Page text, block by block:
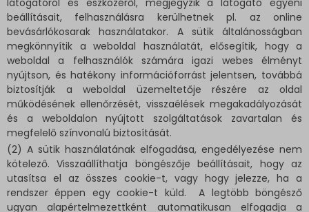
látogatóról és eszközéről, megjegyzik a látogató egyéni
beállításait, felhasználásra kerülhetnek pl. az online
bevásárlókosarak használatakor. A sütik általánosságban
megkönnyítik a weboldal használatát, elősegítik, hogy a
weboldal a felhasználók számára igazi webes élményt
nyújtson, és hatékony információforrást jelentsen, továbbá
biztosítják a weboldal üzemeltetője részére az oldal
működésének ellenőrzését, visszaélések megakadályozását
és a weboldalon nyújtott szolgáltatások zavartalan és
megfelelő színvonalú biztosítását.
(2) A sütik használatának elfogadása, engedélyezése nem
kötelező. Visszaállíthatja böngészője beállításait, hogy az
utasítsa el az összes cookie-t, vagy hogy jelezze, ha a
rendszer éppen egy cookie-t küld. A legtöbb böngésző
ugyan alapértelmezettként automatikusan elfogadja a